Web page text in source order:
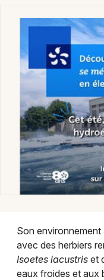
Son environnement
avec des herbiers
Isoetes lacustris et
eaux froides et aux